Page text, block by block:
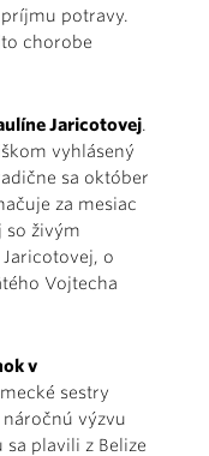
potravy.
chorobe
Jaricotovej.
vyhlásený
sa október
za mesiac
so živým
o
Vojtecha
v
sestry
náročnú výzvu
plavili z Belize